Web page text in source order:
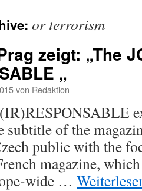
or terrorism
zeigt: „The
„
von Redaktion
subtitle of the
public with the
magazine,
wide …